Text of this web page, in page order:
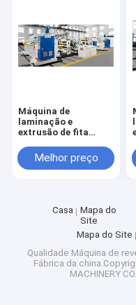
Máquina de
laminação e
extrusão de fita
Melhor preço
Casa
Mapa do
Site
Mapa do Site
Qualidade Máquina de
Fábrica da
MACHINERY